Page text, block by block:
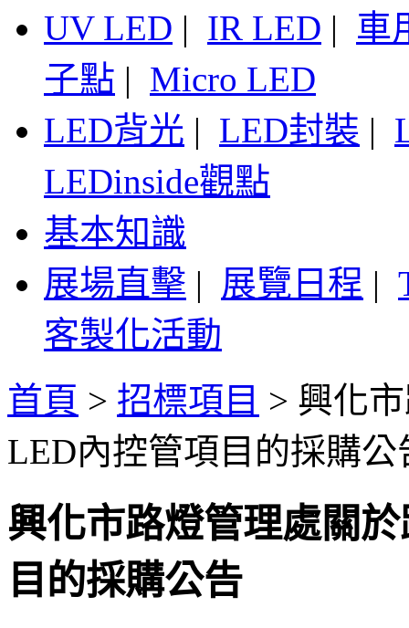
UV LED | IR LED | 車
子點 | Micro LED
LED背光 | LED封裝 |
LEDinside觀點
基本知識
展場直擊 | 展覽日程 |
客製化活動
首頁 > 招標項目 > 興化
LED內控管項目的採購公
興化市路燈管理處關
目的採購公告